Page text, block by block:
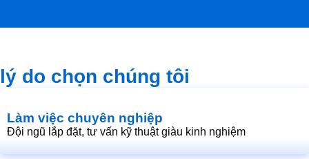
lý do chọn chúng tôi
Làm việc chuyên nghiệp
Đội ngũ lắp đặt, tư vấn kỹ thuật giàu kinh nghiệm